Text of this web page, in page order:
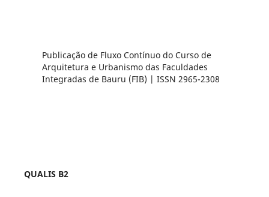
Publicação de Fluxo Contínuo do Curso de
Arquitetura e Urbanismo das Faculdades
Integradas de Bauru (FIB) | ISSN 2965-2308
QUALIS B2